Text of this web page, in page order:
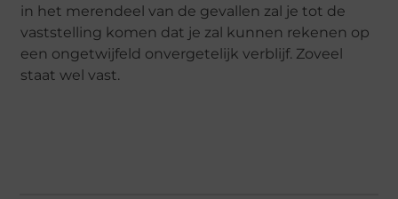
in het merendeel van de gevallen zal je tot de
vaststelling komen dat je zal kunnen rekenen op
een ongetwijfeld onvergetelijk verblijf. Zoveel
staat wel vast.